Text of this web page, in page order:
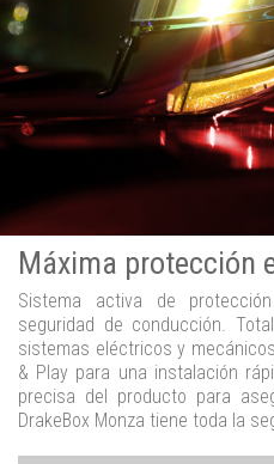
Máxima protección
Sistema activa de
seguridad de conducción.
sistemas eléctricos y
& Play para una instalación
precisa del producto para
DrakeBox Monza tiene toda la